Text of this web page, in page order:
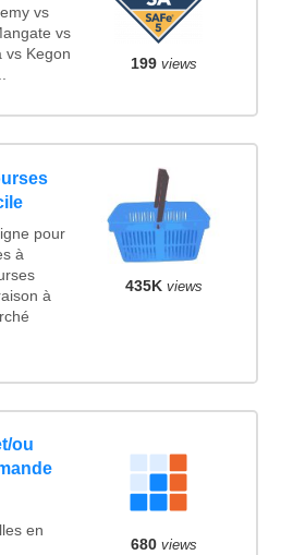
vs
vs
vs Kegon
199views
pour
à
à
435K views
ou
en
680views